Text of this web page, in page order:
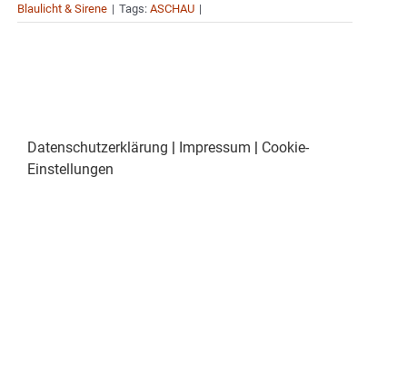
Blaulicht & Sirene | Tags: ASCHAU |
Datenschutzerklärung | Impressum | Cookie-
Einstellungen